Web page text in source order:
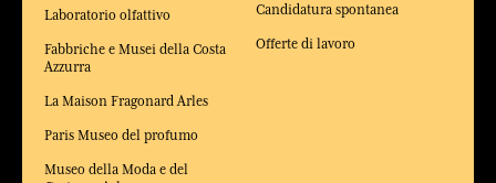
Laboratorio olfattivo
Fabbriche e Musei della Costa
Azzurra
La Maison Fragonard Arles
Paris Museo del profumo
Museo della Moda e del
Candidatura spontanea
Offerte di lavoro